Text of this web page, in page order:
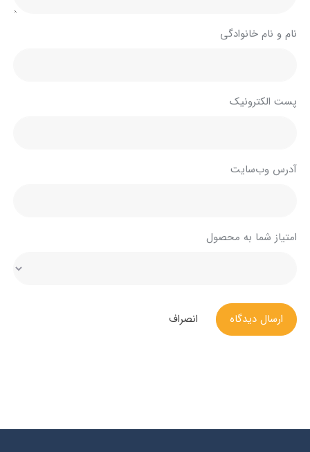
نام و نام خانوادگی
پست الکترونیک
آدرس وب‌سایت
امتیاز شما به محصول
ارسال دیدگاه انصراف